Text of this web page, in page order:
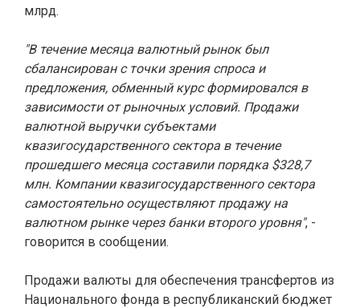
млрд.
"В течение месяца валютный рынок был
сбалансирован с точки зрения спроса и
предложения, обменный курс формировался в
зависимости от рыночных условий. Продажи
валютной выручки субъектами
квазигосударственного сектора в течение
прошедшего месяца составили порядка $328,7
млн. Компании квазигосударственного сектора
самостоятельно осуществляют продажу на
валютном рынке через банки второго уровня", -
говорится в сообщении.
Продажи валюты для обеспечения трансфертов из
Национального фонда в республиканский бюджет